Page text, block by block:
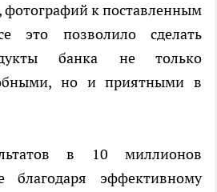
фотографий к поставленным
позволило сделать
банка не только
но и приятными в
в 10 миллионов
благодаря эффективному